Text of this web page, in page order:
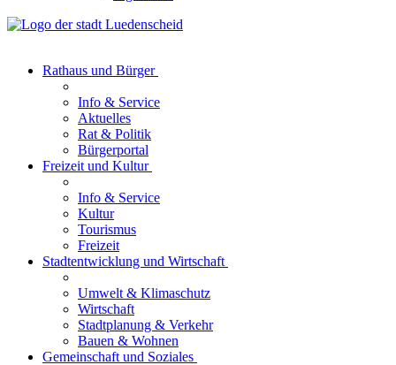
Rathaus und Bürger
Info & Service
Aktuelles
Rat & Politik
Bürgerportal
Freizeit und Kultur
Info & Service
Kultur
Tourismus
Freizeit
Stadtentwicklung und Wirtschaft
Umwelt & Klimaschutz
Wirtschaft
Stadtplanung & Verkehr
Bauen & Wohnen
Gemeinschaft und Soziales